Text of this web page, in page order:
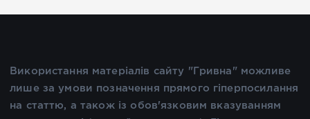
Використання матеріалів сайту "Гривна" можливе
лише за умови позначення прямого гіперпосилання
на статтю, а також із обов'язковим вказуванням